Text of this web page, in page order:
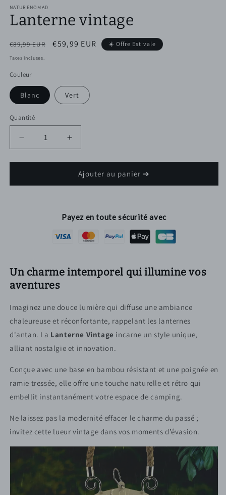
média
1
dans
modale
NATURENOMAD
Lanterne vintage
Prix
habituel
€89,99 EUR
Prix
€59,99 EUR ☀️ Offre Estivale
Taxes incluses.
Couleur
Blanc Vert
Quantité
Réduire
la
quantité
Lanterne
Augmenter
la
quantité
de
Lanterne
Ajouter au panier ➔
Payez en toute sécurité avec
Un charme intemporel qui illumine vos
aventures
Imaginez une douce lumière qui diffuse une ambiance
chaleureuse et réconfortante, rappelant les lanternes
d'antan. La Lanterne Vintage incarne un style unique,
alliant nostalgie et innovation.
Conçue avec une base en bambou résistant et une poignée en
ramie tressée, elle offre une touche naturelle et rétro qui
embellit instantanément votre espace de camping.
Ne laissez pas la modernité effacer le charme du passé ;
invitez cette lueur vintage dans vos moments d’évasion.